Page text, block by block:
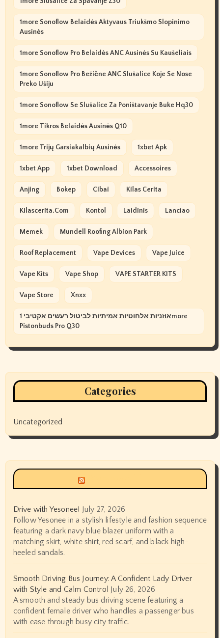
1more Sonoflow Belaidės Aktyvaus Triukšmo Slopinimo
Ausinės
1more Sonoflow Pro Belaidės ANC Ausinės Su Kaušeliais
1more Sonoflow Pro Bežične ANC Slušalice Koje Se Nose
Preko Ušiju
1more Sonoflow Se Slušalice Za Poništavanje Buke Hq30
1more Tikros Belaidės Ausinės Q10
1more Trijų Garsiakalbių Ausinės 1xbet Apk
1xbet App 1xbet Download Accessoires
Anjing Bokep Cibai Kilas Cerita
Kilascerita.com Kontol Laidinis Lanciao
Memek Mundell Roofing Albion Park
Roof Replacement Vape Devices Vape Juice
Vape Kits Vape Shop VAPE STARTER KITS
Vape Store Xnxx
אוזניות אלחוטיות אמיתיות לביטול רעשים אקטיבי 1more
Pistonbuds Pro Q30
Categories
Uncategorized
Drive with Yesonee! July 27, 2026
Follow Yesonee in a stylish lifestyle and fashion sequence
featuring a dark navy blue blazer uniform with a
matching skirt, white shirt, red scarf, and black high-
heeled sandals.
Smooth Driving Bus Journey: A Confident Lady Driver
with Style and Calm Control July 26, 2026
A smooth and steady bus driving scene featuring a
confident female driver who handles a passenger bus
with ease through busy city traffic.